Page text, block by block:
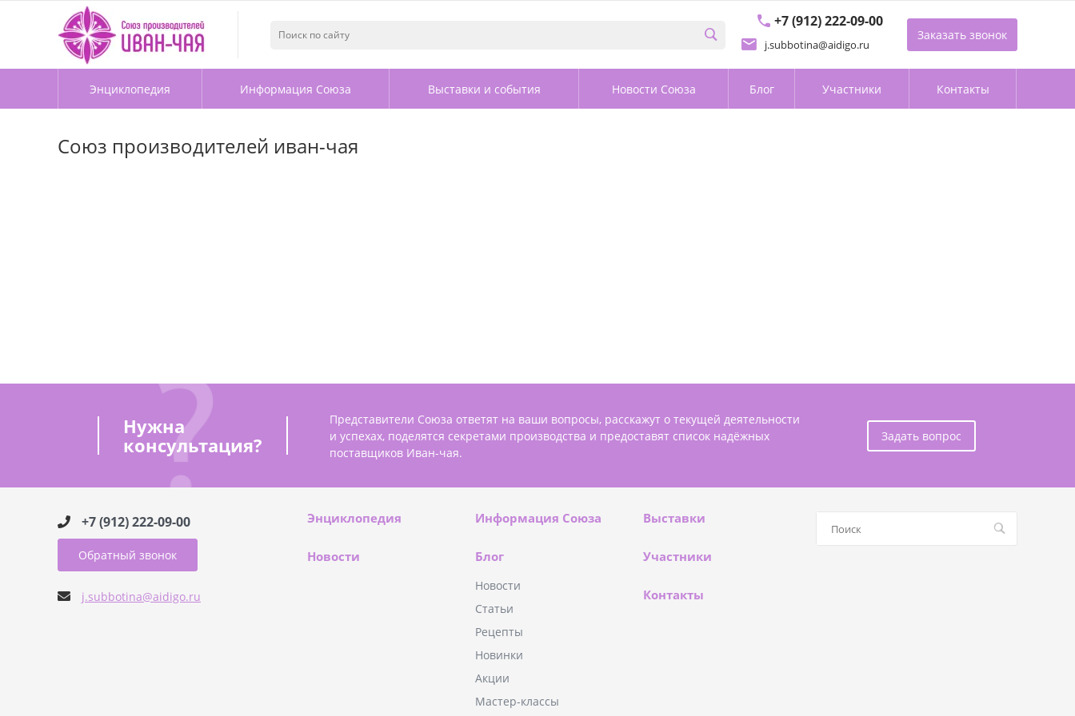
+7 (912) 222-09-00
j.subbotina@aidigo.ru
Заказать звонок
Энциклопедия Информация Союза Выставки и события Новости Союза Блог Участники Контакты
Союз производителей иван-чая
Нужна
консультация?
Представители Союза ответят на ваши вопросы, расскажут о текущей деятельности
и успехах, поделятся секретами производства и предоставят список надёжных
поставщиков Иван-чая.
Задать вопрос
+7 (912) 222-09-00
Обратный звонок
j.subbotina@aidigo.ru
Энциклопедия Информация Союза Выставки
Новости Блог
Новости
Статьи
Рецепты
Новинки
Акции
Мастер-классы
Участники
Контакты